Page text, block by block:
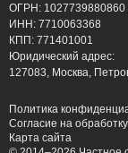
ОГРН: 1027739880860
ИНН: 7710063368
КПП: 771401001
Юридический адрес:
127083, Москва,
Политика
Согласие на
Карта сайта